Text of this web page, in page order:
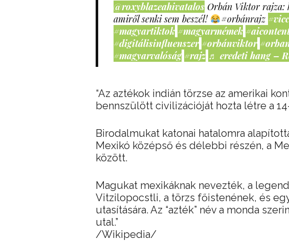
@roxyblazeahivatalos Orbán Viktor
amiről senki sem beszél!
#orbánrajz
#magyartiktok #magyarmémek
#digitálisinfluenszer #orbánviktor
#magyarvalóság #rajz ♬ eredeti hang –
“Az aztékok indián törzse az amerikai
bennszülött civilizációját hozta létre a
Birodalmukat katonai hatalomra
Mexikó középső és délebbi részén, a
között.
Magukat mexikáknak nevezték, a
Vitzilopocstli, a törzs főistenének, és
utasítására. Az “azték” név a monda
utal.”
/Wikipedia/